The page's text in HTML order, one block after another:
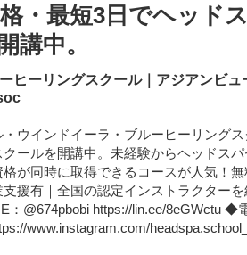
・最短3日でヘッド
講中。
ヒーリングスクール｜アジアンビュ
ウインドイーラ・ブルーヒーリングス
ールを開講中。未経験からヘッドスパ
が同時に取得できるコースが人気！無
援有｜全国の認定インストラクター
@674pbobi https://lin.ee/8eGWctu ◆
www.instagram.com/